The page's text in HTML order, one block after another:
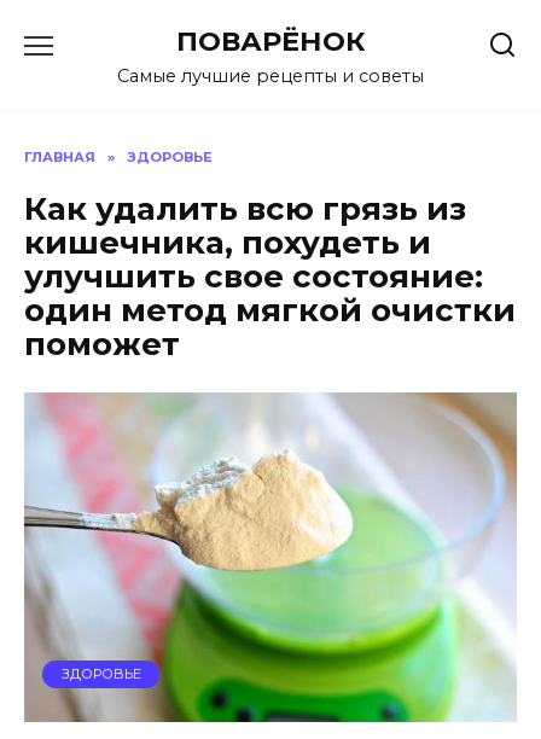
содержанию
ПОВАРЁНОК
Самые лучшие рецепты и советы
ГЛАВНАЯ » ЗДОРОВЬЕ
Как удалить всю грязь из
кишечника, похудеть и
улучшить свое состояние:
один метод мягкой очистки
поможет
ЗДОРОВЬЕ